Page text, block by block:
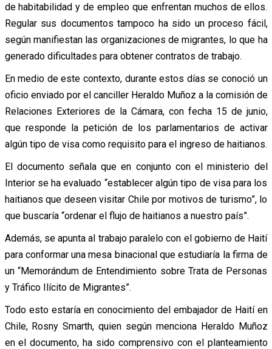
de habitabilidad y de empleo que enfrentan muchos de ellos.
Regular sus documentos tampoco ha sido un proceso fácil,
según manifiestan las organizaciones de migrantes, lo que ha
generado dificultades para obtener contratos de trabajo.
En medio de este contexto, durante estos días se conoció un
oficio enviado por el canciller Heraldo Muñoz a la comisión de
Relaciones Exteriores de la Cámara, con fecha 15 de junio,
que responde la petición de los parlamentarios de activar
algún tipo de visa como requisito para el ingreso de haitianos.
El documento señala que en conjunto con el ministerio del
Interior se ha evaluado “establecer algún tipo de visa para los
haitianos que deseen visitar Chile por motivos de turismo”, lo
que buscaría “ordenar el flujo de haitianos a nuestro país”.
Además, se apunta al trabajo paralelo con el gobierno de Haití
para conformar una mesa binacional que estudiaría la firma de
un “Memorándum de Entendimiento sobre Trata de Personas
y Tráfico Ilícito de Migrantes”.
Todo esto estaría en conocimiento del embajador de Haití en
Chile, Rosny Smarth, quien según menciona Heraldo Muñoz
en el documento, ha sido comprensivo con el planteamiento